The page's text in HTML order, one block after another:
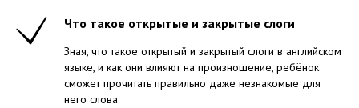
Что такое открытые и закрытые слоги
Зная, что такое открытый и закрытый слоги в английском
языке, и как они влияют на произношение, ребёнок
сможет прочитать правильно даже незнакомые для
него слова